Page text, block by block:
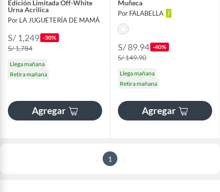
Edición Limitada Off-White
Urna Acrilica
Por LA JUGUETERÍA DE MAMÁ
S/ 1,249 -30%
S/ 1,784
Llega mañana
Retira mañana
Agregar
Muñeca
Por FALABELLA
S/ 89.94 -40%
S/ 149.90
Llega mañana
Retira mañana
Agregar
1